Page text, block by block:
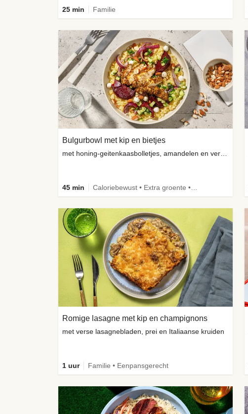
25 min Familie
Bulgurbowl met kip en bietjes
45 min
Romige lasagne met kip en champignons
met verse lasagnebladen, prei en Italiaanse kruiden
1 uur Familie • Eenpansgerecht